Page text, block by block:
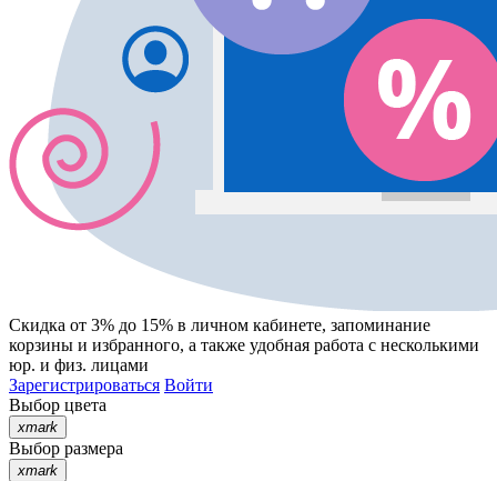
Скидка от 3% до 15% в личном кабинете, запоминание
корзины и избранного, а также удобная работа с несколькими
юр. и физ. лицами
Зарегистрироваться Войти
Выбор цвета
xmark
Выбор размера
xmark